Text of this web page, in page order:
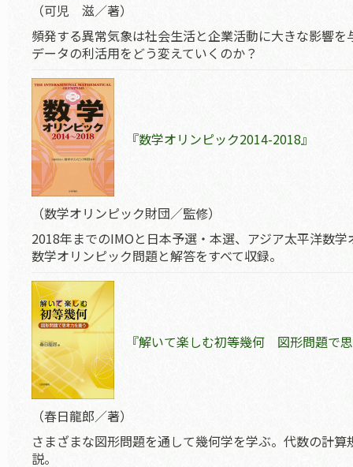
（可児 滋／著）
頻発する異常気象は社会生活と企業活動に大きな影響
データの利活用をどう変えていくのか？
『数学オリンピック2014-2018』
（数学オリンピック財団／監修）
2018年までのIMOと日本予選・本選、アジア太平洋数
数学オリンピック問題と解答をすべて収録。
『解いて楽しむ初等幾何 図形問題で
（春日龍郎／著）
さまざまな図形問題を通して幾何学を学ぶ。代数の計
説。